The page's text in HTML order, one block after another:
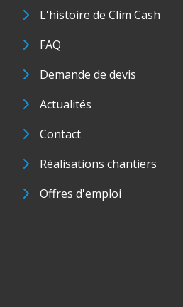
L'histoire de Clim Cash
FAQ
Demande de devis
Actualités
Contact
Réalisations chantiers
Offres d'emploi